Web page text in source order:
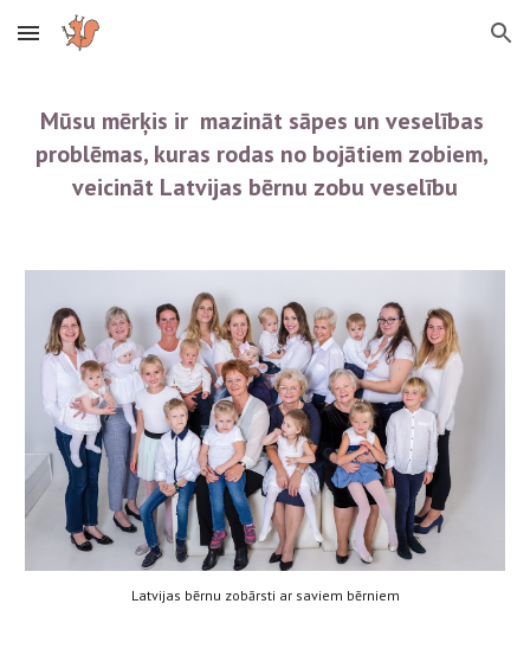
Skip to main content Skip to navigation
Mūsu mērķis ir  mazināt sāpes un veselības
problēmas, kuras rodas no bojātiem zobiem,
veicināt Latvijas bērnu zobu veselību
Latvijas bērnu zobārsti ar saviem bērniem